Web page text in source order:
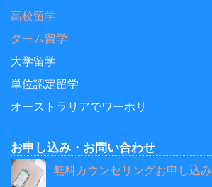
高校留学
ターム留学
大学留学
単位認定留学
オーストラリアでワーホリ
お申し込み・お問い合わせ
無料カウンセリングお申し込み